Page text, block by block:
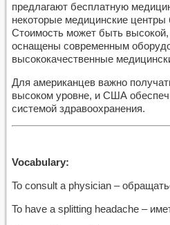
предлагают бесплатную
некоторые медицинские центры
Стоимость может быть
оснащены современным
высококачественные
Для американцев важно
высоком уровне, и США
системой здравоохранения.
Vocabulary:
To consult a physician –
To have a splitting headache –